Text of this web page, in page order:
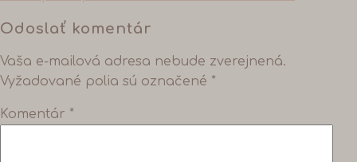
Odoslať komentár
Vaša e-mailová adresa nebude zverejnená.
Vyžadované polia sú označené *
Komentár *